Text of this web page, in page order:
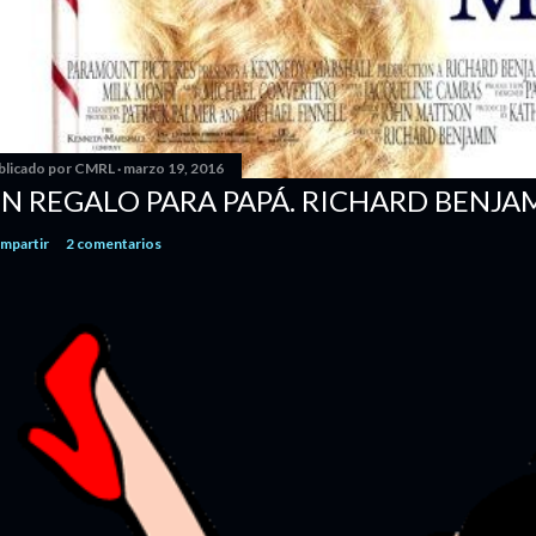
porCMRL marzo 19, 2016
REGALO PARA PAPÁ. RICHARD
2 comentarios